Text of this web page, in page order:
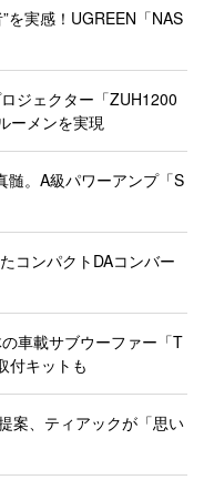
を実感！UGREEN「NAS
ジェクター「ZUH1200
ーメンを実現
髄。A級パワーアンプ「S
コンパクトDAコンバー
車載サブウーファー「T
付キットも
案、ティアックが「思い